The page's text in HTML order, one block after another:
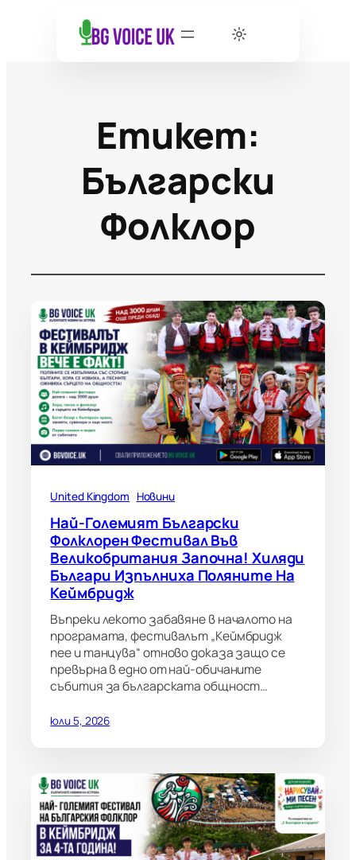
Етикет:
Български
Фолклор
United Kingdom Новини
Най-Големият Български
Фолклорен Фестивал Във
Великобритания Започна! Хиляди
Българи Изпълниха Поляните На
Кеймбридж
Въпреки лекото забавяне в началото на
програмата, фестивалът „Кеймбридж
пее и танцува“ отново доказа защо се
превърна в едно от най-обичаните
събития за българската общност…
юли 5, 2026